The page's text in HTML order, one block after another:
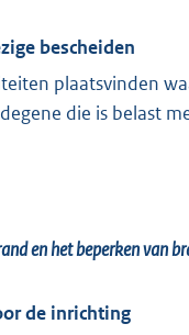
bescheiden
plaatsvinden
die is belast
en het beperken van
de inrichting